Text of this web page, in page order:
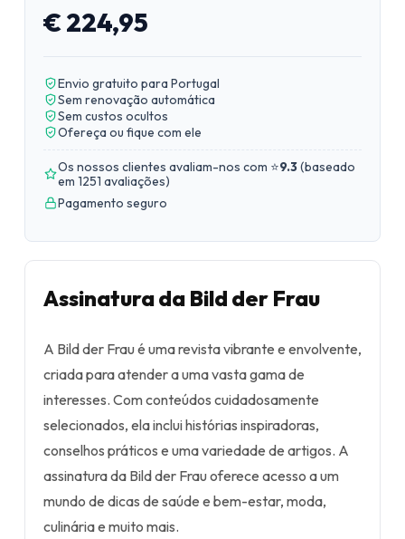
€ 224,95
Envio gratuito para Portugal
Sem renovação automática
Sem custos ocultos
Ofereça ou fique com ele
Os nossos clientes avaliam-nos com ⭐9.3(baseado
em 1251 avaliações)
Pagamento seguro
Assinatura da Bild der Frau
A Bild der Frau é uma revista vibrante e envolvente,
criada para atender a uma vasta gama de
interesses. Com conteúdos cuidadosamente
selecionados, ela inclui histórias inspiradoras,
conselhos práticos e uma variedade de artigos. A
assinatura da Bild der Frau oferece acesso a um
mundo de dicas de saúde e bem-estar, moda,
culinária e muito mais.